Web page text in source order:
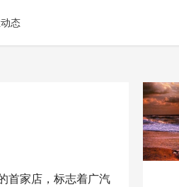
态
首家店，标志着广汽